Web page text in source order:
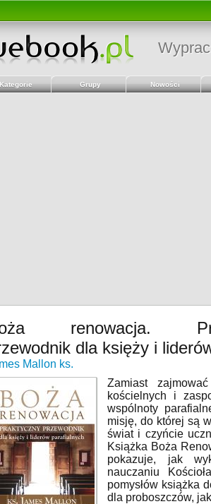
Grupy Nowości
renowacja.
dla księży i
Mallon ks.
Zamiast
kościelnych i
wspólnoty
misję, do której są
świat i czyńcie
Książka Boża
pokazuje, jak
nauczaniu
pomysłów książka
dla proboszczów,